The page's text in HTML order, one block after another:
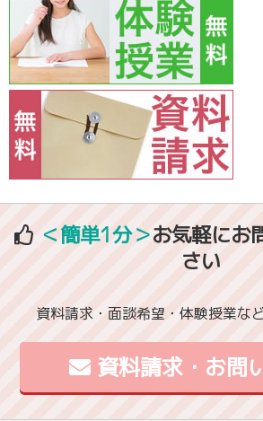
＜簡単1分＞お気軽にお
さい
資料請求・面談希望・体験授業な
資料請求・お問